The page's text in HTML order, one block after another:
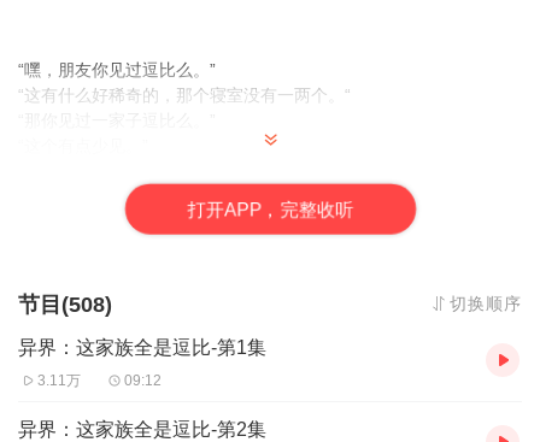
“嘿，朋友你见过逗比么。”
“这有什么好稀奇的，那个寝室没有一两个。“
“你想知道逗比家族管理的星球是什么样子的么。”
打开APP，完整收听
节目(508) 切换顺序
异界：这家族全是逗比-第1集
3.11万 09:12
异界：这家族全是逗比-第2集